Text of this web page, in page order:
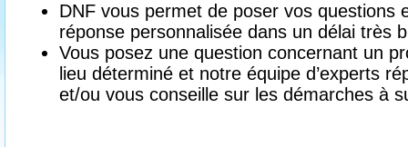
DNF vous permet de poser vos questions
réponse personnalisée dans un délai très
Vous posez une question concernant un
lieu déterminé et notre équipe d’experts
et/ou vous conseille sur les démarches à